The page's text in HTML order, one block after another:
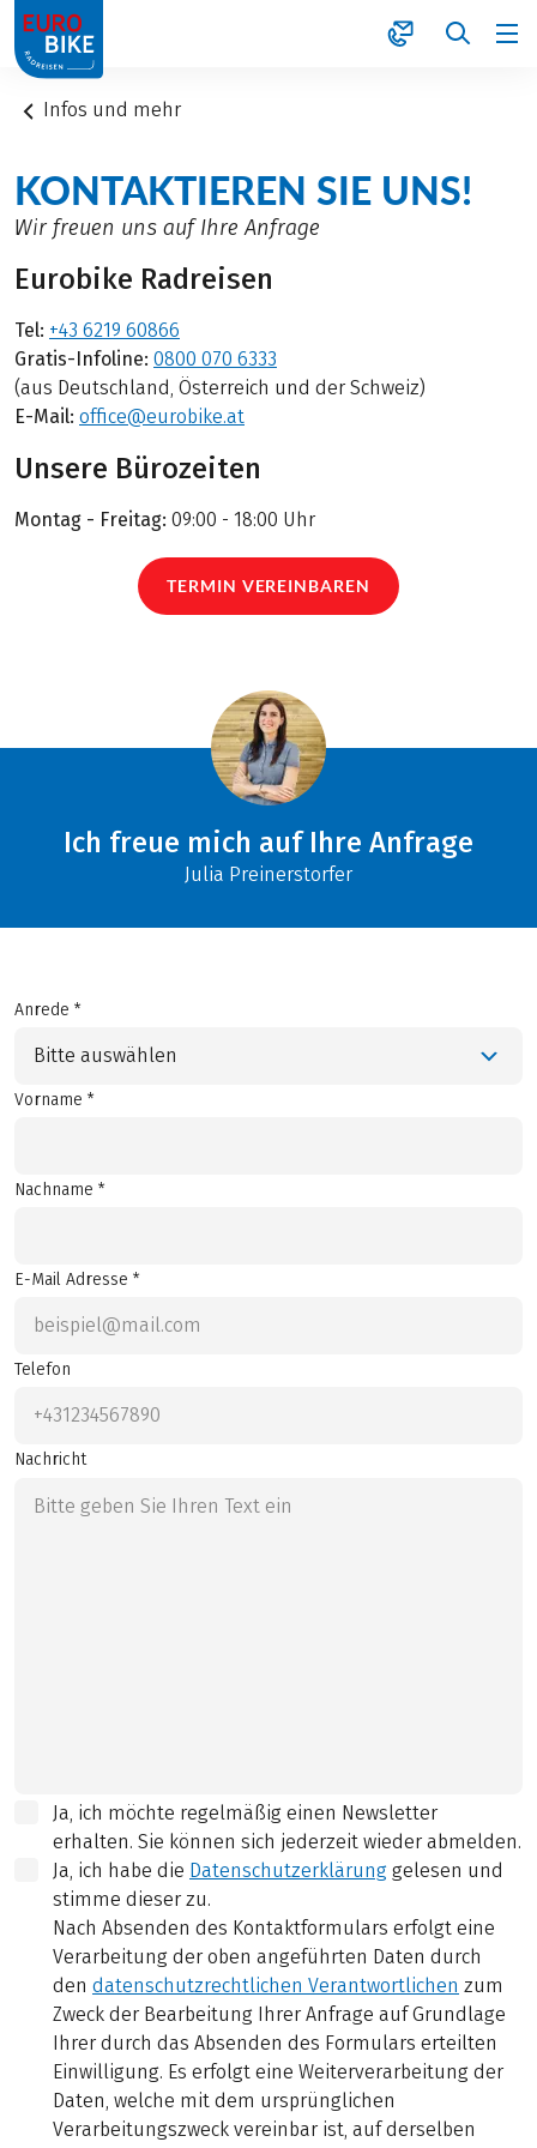
1
Infos und mehr
KONTAKTIEREN SIE UNS!
Wir freuen uns auf Ihre Anfrage
Eurobike Radreisen
Tel: +43 6219 60866
Gratis-Infoline: 0800 070 6333
(aus Deutschland, Österreich und der Schweiz)
E-Mail: office@eurobike.at
Unsere Bürozeiten
Montag - Freitag: 09:00 - 18:00 Uhr
TERMIN VEREINBAREN
Ich freue mich auf Ihre Anfrage
Julia Preinerstorfer
Anrede *
Bitte auswählen
Vorname *
Nachname *
E-Mail Adresse *
Telefon
Nachricht
Ja, ich möchte regelmäßig einen Newsletter
erhalten. Sie können sich jederzeit wieder abmelden.
Ja, ich habe die Datenschutzerklärung gelesen und
stimme dieser zu.
Nach Absenden des Kontaktformulars erfolgt eine
Verarbeitung der oben angeführten Daten durch
den datenschutzrechtlichen Verantwortlichen zum
Zweck der Bearbeitung Ihrer Anfrage auf Grundlage
Ihrer durch das Absenden des Formulars erteilten
Einwilligung. Es erfolgt eine Weiterverarbeitung der
Daten, welche mit dem ursprünglichen
Verarbeitungszweck vereinbar ist, auf derselben